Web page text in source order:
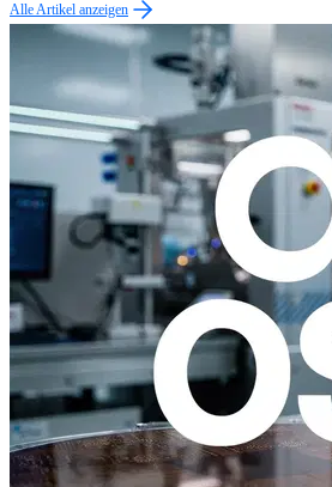
Alle Artikel anzeigen